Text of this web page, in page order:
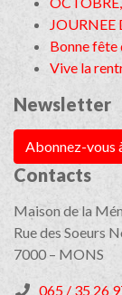
JOURNEE
Bonne fête
Vive la
Newsletter
Abonnez-vous
Contacts
Maison de la
Rue des Soeurs
7000 – MONS
065 / 35 26